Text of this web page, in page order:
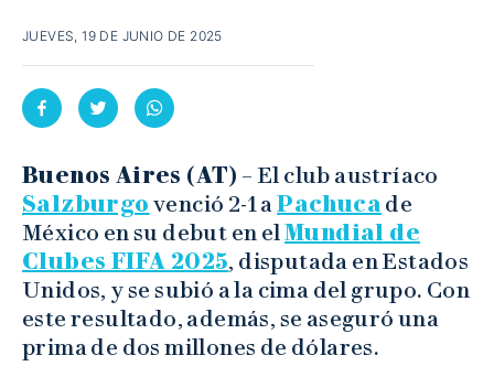
JUEVES, 19 DE JUNIO DE 2025
Buenos Aires (AT) – El club austríaco
Salzburgo venció 2-1 aPachucade
México en su debut en elMundial de
Clubes FIFA 2025, disputada en Estados
Unidos, y se subió a la cima del grupo. Con
este resultado, además, se aseguró una
prima de dos millones de dólares.